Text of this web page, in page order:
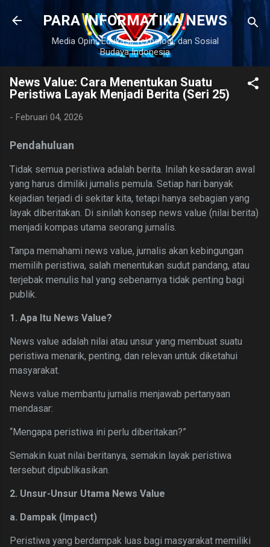
Langsung ke konten utama
PARA INFORMATIKA NEWS
Media Opini, Edukasi, Teknologi, dan Sosial
Budaya Indonesia
News Value: Cara Menentukan Suatu
Peristiwa Layak Menjadi Berita (Seri 25)
- Februari 04, 2026
Pendahuluan
Tidak semua peristiwa adalah berita. Inilah kesadaran awal
yang harus dimiliki jurnalis pemula. Setiap hari banyak
kejadian terjadi di sekitar kita, tetapi hanya sebagian yang
layak diberitakan. Di sinilah konsep news value (nilai berita)
menjadi kompas utama seorang jurnalis.
Tanpa memahami news value, jurnalis akan kebingungan
memilih peristiwa, salah menentukan sudut pandang, atau
terjebak menulis hal yang sebenarnya tidak penting bagi
publik.
1. Apa Itu News Value?
News value adalah nilai atau unsur yang membuat suatu
peristiwa menarik, penting, dan relevan untuk diketahui
masyarakat.
News value membantu jurnalis menjawab pertanyaan
mendasar:
“Mengapa peristiwa ini perlu diberitakan?”
Semakin kuat nilai beritanya, semakin layak peristiwa
tersebut dipublikasikan.
2. Unsur-Unsur Utama News Value
a. Dampak (Impact)
Peristiwa yang berdampak luas bagi masyarakat memiliki